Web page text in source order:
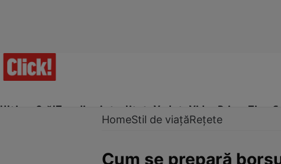
Ultima Oră!Trending Actualitate Vedete Video Prime Time
HomeStil de viațăRețete
Cum se prepară